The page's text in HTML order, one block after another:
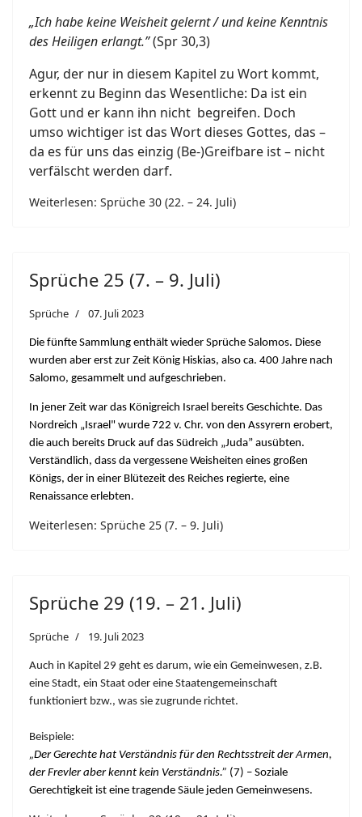
„Ich habe keine Weisheit gelernt / und keine Kenntnis
des Heiligen erlangt.”(Spr 30,3)
Agur, der nur in diesem Kapitel zu Wort kommt,
erkennt zu Beginn das Wesentliche: Da ist ein
Gott und er kann ihn nicht begreifen. Doch
umso wichtiger ist das Wort dieses Gottes, das –
da es für uns das einzig (Be-)Greifbare ist – nicht
verfälscht werden darf.
Weiterlesen: Sprüche 30 (22. – 24. Juli)
Sprüche 25 (7. – 9. Juli)
Sprüche 07. Juli 2023
Die fünfte Sammlung enthält wieder Sprüche Salomos. Diese
wurden aber erst zur Zeit König Hiskias, also ca. 400 Jahre nach
Salomo, gesammelt und aufgeschrieben.
In jener Zeit war das Königreich Israel bereits Geschichte. Das
Nordreich „Israel" wurde 722 v. Chr. von den Assyrern erobert,
die auch bereits Druck auf das Südreich „Juda” ausübten.
Verständlich, dass da vergessene Weisheiten eines großen
Königs, der in einer Blütezeit des Reiches regierte, eine
Renaissance erlebten.
Weiterlesen: Sprüche 25 (7. – 9. Juli)
Sprüche 29 (19. – 21. Juli)
Sprüche 19. Juli 2023
Auch in Kapitel 29 geht es darum, wie ein Gemeinwesen, z.B.
eine Stadt, ein Staat oder eine Staatengemeinschaft
funktioniert bzw., was sie zugrunde richtet.
Beispiele:
„Der Gerechte hat Verständnis für den Rechtsstreit der Armen,
der Frevler aber kennt kein Verständnis.” (7) – Soziale
Gerechtigkeit ist eine tragende Säule jeden Gemeinwesens.